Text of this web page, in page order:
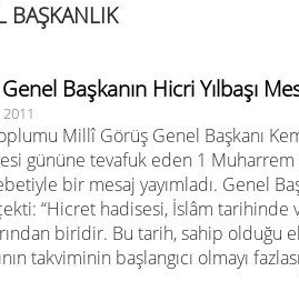
BAŞKANLIK
Başkanın Hicri Yılbaşı
2011
Millî Görüş Genel Başkanı
gününe tevafuk eden 1 Muharrem
bir mesaj yayımladı. Genel
“Hicret hadisesi, İslâm
biridir. Bu tarih, sahip olduğu
takviminin başlangıcı olmayı